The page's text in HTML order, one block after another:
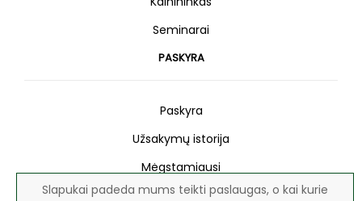
Slapukai padeda mums teikti paslaugas, o kai kurie
Seminarai
PASKYRA
Paskyra
Užsakymų istorija
Mėgstamiausi
Naujienlaiškis